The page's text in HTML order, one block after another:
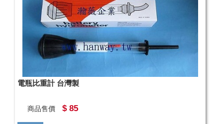
電瓶比重計 台灣製
商品售價 $ 85